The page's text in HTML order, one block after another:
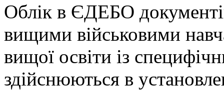
Облік в ЄДЕБО
вищими військовими
вищої освіти із
здійснюються в